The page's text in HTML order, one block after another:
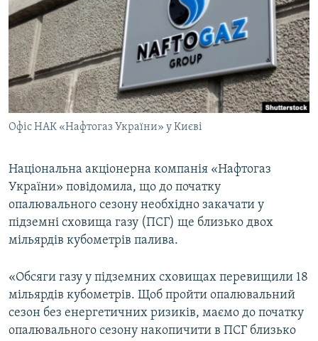
МУЛЬТИМЕДІА
ФОТО
СПЕЦПРОЄКТИ
ПОДКАСТИ
КРИМ РЕАЛІЇ
УКР
КТАТ
ДОЛУЧАЙСЯ!
Усі сайти RFE/RL
Офіс НАК «Нафтогаз України» у Києві
Національна акціонерна компанія «Нафтогаз
України» повідомила, що до початку
опалювального сезону необхідно закачати у
підземні сховища газу (ПСГ) ще близько двох
мільярдів кубометрів палива.
«Обсяги газу у підземних сховищах перевищили 18
мільярдів кубометрів. Щоб пройти опалювальний
сезон без енергетичних ризиків, маємо до початку
опалювального сезону накопичити в ПСГ близько